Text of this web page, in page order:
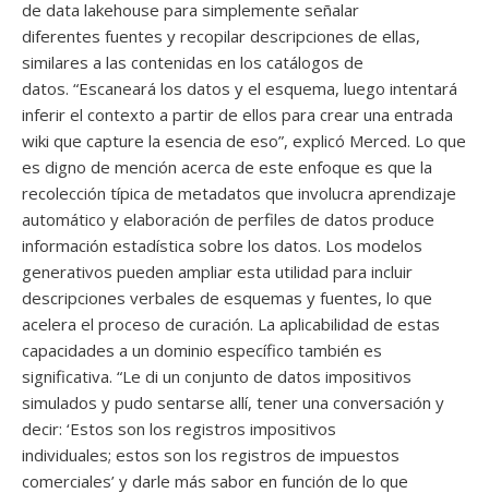
de data lakehouse para simplemente señalar
diferentes fuentes y recopilar descripciones de ellas,
similares a las contenidas en los catálogos de
datos. “Escaneará los datos y el esquema, luego intentará
inferir el contexto a partir de ellos para crear una entrada
wiki que capture la esencia de eso”, explicó Merced. Lo que
es digno de mención acerca de este enfoque es que la
recolección típica de metadatos que involucra aprendizaje
automático y elaboración de perfiles de datos produce
información estadística sobre los datos. Los modelos
generativos pueden ampliar esta utilidad para incluir
descripciones verbales de esquemas y fuentes, lo que
acelera el proceso de curación. La aplicabilidad de estas
capacidades a un dominio específico también es
significativa. “Le di un conjunto de datos impositivos
simulados y pudo sentarse allí, tener una conversación y
decir: ‘Estos son los registros impositivos
individuales; estos son los registros de impuestos
comerciales’ y darle más sabor en función de lo que